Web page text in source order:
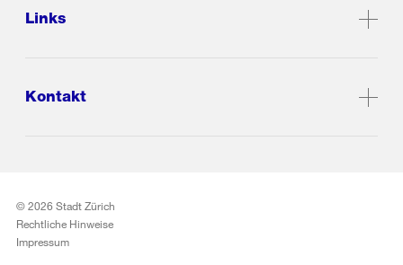
Links
Kontakt
© 2026 Stadt Zürich
Rechtliche Hinweise
Impressum